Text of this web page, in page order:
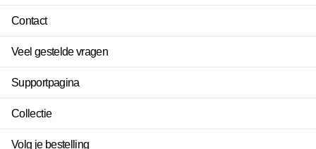
Contact
Veel gestelde vragen
Supportpagina
Collectie
Volg je bestelling